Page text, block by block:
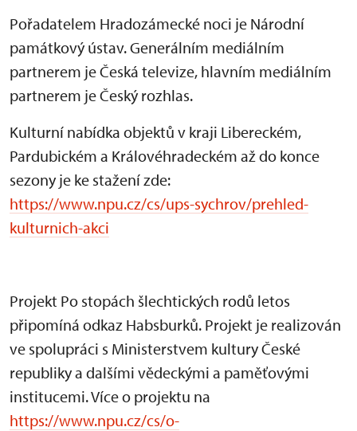
Pořadatelem Hradozámecké noci je Národní
památkový ústav. Generálním mediálním
partnerem je Česká televize, hlavním mediálním
partnerem je Český rozhlas.
Kulturní nabídka objektů v kraji Libereckém,
Pardubickém a Královéhradeckém až do konce
sezony je ke stažení zde:
https://www.npu.cz/cs/ups-sychrov/prehled-
kulturnich-akci
Projekt Po stopách šlechtických rodů letos
připomíná odkaz Habsburků. Projekt je realizován
ve spolupráci s Ministerstvem kultury České
republiky a dalšími vědeckými a paměťovými
institucemi. Více o projektu na
https://www.npu.cz/cs/o-